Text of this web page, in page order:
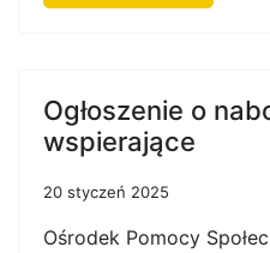
Ogłoszenie o
wspierające
20 styczeń 2025
Ośrodek Pomocy